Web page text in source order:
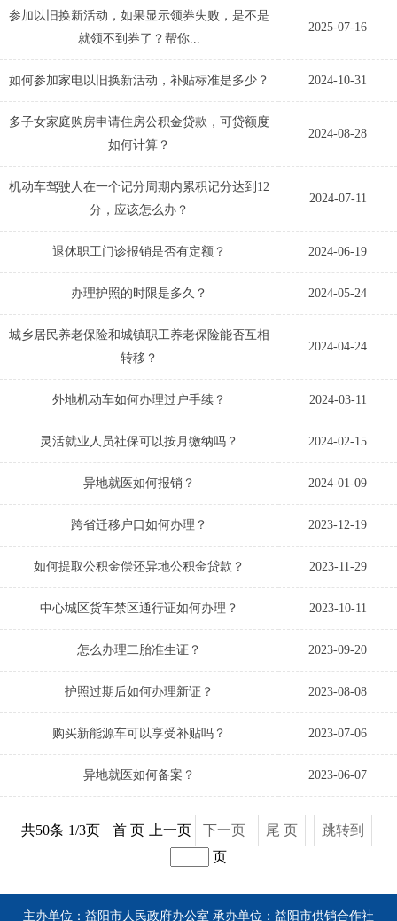
参加以旧换新活动，如果显示领券失败，是不是
就领不到券了？帮你...
2025-07-16
如何参加家电以旧换新活动，补贴标准是多少？ 2024-10-31
多子女家庭购房申请住房公积金贷款，可贷额度
如何计算？
2024-08-28
机动车驾驶人在一个记分周期内累积记分达到12
分，应该怎么办？
2024-07-11
退休职工门诊报销是否有定额？ 2024-06-19
办理护照的时限是多久？ 2024-05-24
城乡居民养老保险和城镇职工养老保险能否互相
转移？
2024-04-24
外地机动车如何办理过户手续？ 2024-03-11
灵活就业人员社保可以按月缴纳吗？ 2024-02-15
异地就医如何报销？ 2024-01-09
跨省迁移户口如何办理？ 2023-12-19
如何提取公积金偿还异地公积金贷款？ 2023-11-29
中心城区货车禁区通行证如何办理？ 2023-10-11
怎么办理二胎准生证？ 2023-09-20
护照过期后如何办理新证？ 2023-08-08
购买新能源车可以享受补贴吗？ 2023-07-06
异地就医如何备案？ 2023-06-07
共50条 1/3页 首 页 上一页 下一页 尾 页
跳转到
页
主办单位：益阳市人民政府办公室 承办单位：益阳市供销合作社